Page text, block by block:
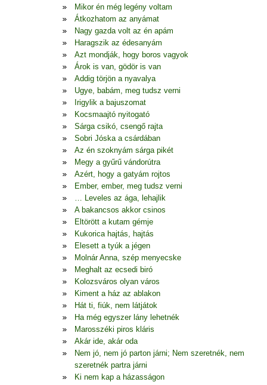
Mikor én még legény voltam
Átkozhatom az anyámat
Nagy gazda volt az én apám
Haragszik az édesanyám
Azt mondják, hogy boros vagyok
Árok is van, gödör is van
Addig törjön a nyavalya
Ugye, babám, meg tudsz verni
Irigylik a bajuszomat
Kocsmaajtó nyitogató
Sárga csikó, csengő rajta
Sobri Jóska a csárdában
Az én szoknyám sárga pikét
Megy a gyűrű vándorútra
Azért, hogy a gatyám rojtos
Ember, ember, meg tudsz verni
… Leveles az ága, lehajlik
A bakancsos akkor csinos
Eltörött a kutam gémje
Kukorica hajtás, hajtás
Elesett a tyúk a jégen
Molnár Anna, szép menyecske
Meghalt az ecsedi biró
Kolozsváros olyan város
Kiment a ház az ablakon
Hát ti, fiúk, nem látjátok
Ha még egyszer lány lehetnék
Marosszéki piros kláris
Akár ide, akár oda
Nem jó, nem jó parton járni; Nem szeretnék, nem
szeretnék partra járni
Ki nem kap a házasságon